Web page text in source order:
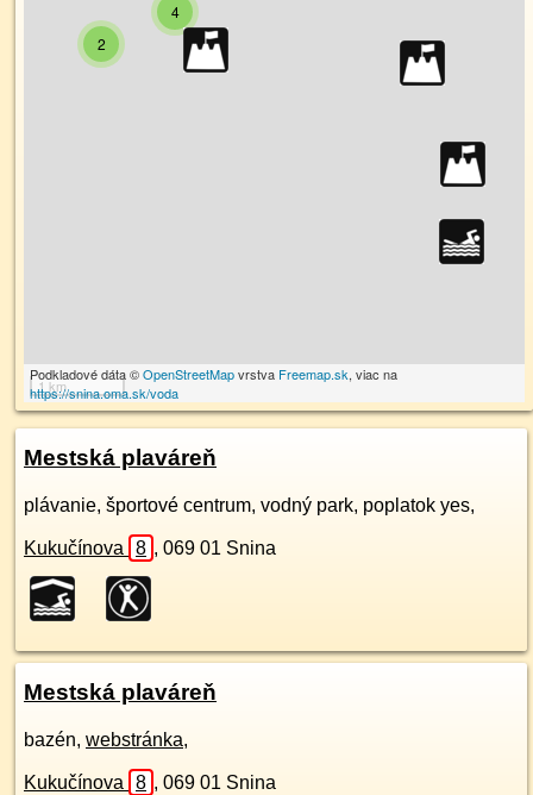
2
4
1 km
Podkladové dáta ©OpenStreetMapvrstva Freemap.sk, viac na
https://snina.oma.sk/voda
Mestská plaváreň
plávanie, športové centrum, vodný park, poplatok yes,
Kukučínova 8 , 069 01 Snina
Mestská plaváreň
bazén, webstránka,
Kukučínova 8 , 069 01 Snina